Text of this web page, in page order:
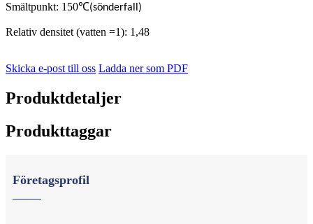
Smältpunkt: 150℃(sönderfall)
Relativ densitet (vatten =1): 1,48
Skicka e-post till oss Ladda ner som PDF
Produktdetaljer
Produkttaggar
Företagsprofil